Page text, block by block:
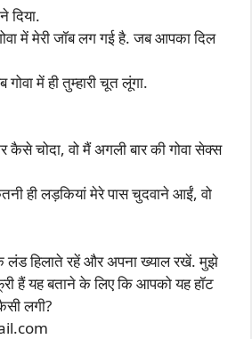
दिया.
में मेरी जॉब लग गई है. जब आपका दिल
में ही तुम्हारी चूत लूंगा.
कैसे चोदा, वो मैं अगली बार की गोवा सेक्स
ही लड़कियां मेरे पास चुदवाने आईं, वो
हिलाते रहें और अपना ख्याल रखें. मुझे
हैं यह बताने के लिए कि आपको यह हॉट
लगी?